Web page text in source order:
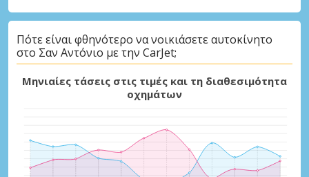
Πότε είναι φθηνότερο να νοικιάσετε αυτοκίνητο
στο Σαν Αντόνιο με την CarJet;
Μηνιαίες τάσεις στις τιμές και τη διαθεσιμότητα
οχημάτων